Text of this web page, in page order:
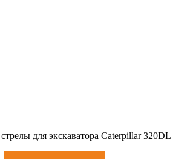
для экскаватора Caterpillar 320DL